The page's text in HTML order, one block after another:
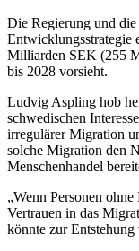
Die Regierung und die
Entwicklungsstrategie
Milliarden SEK (255
bis 2028 vorsieht.
Ludvig Aspling hob
schwedischen
irregulärer Migration
solche Migration den
Menschenhandel
„Wenn Personen
Vertrauen in das
könnte zur